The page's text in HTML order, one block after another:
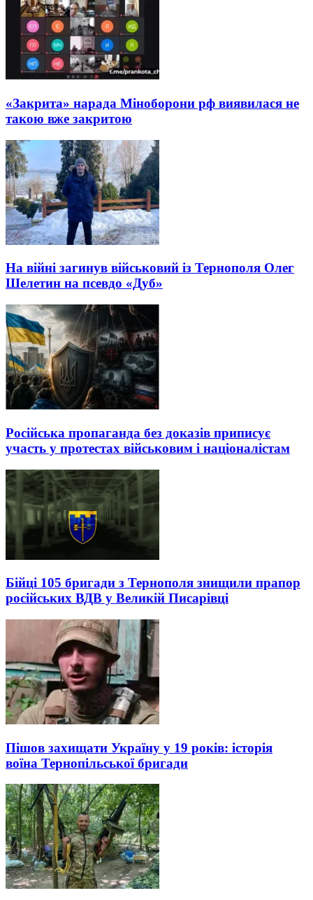
«Закрита» нарада Міноборони рф виявилася не
такою вже закритою
На війні загинув військовий із Тернополя Олег
Шелетин на псевдо «Дуб»
Російська пропаганда без доказів приписує
участь у протестах військовим і націоналістам
Бійці 105 бригади з Тернополя знищили прапор
російських ВДВ у Великій Писарівці
Пішов захищати Україну у 19 років: історія
воїна Тернопільської бригади